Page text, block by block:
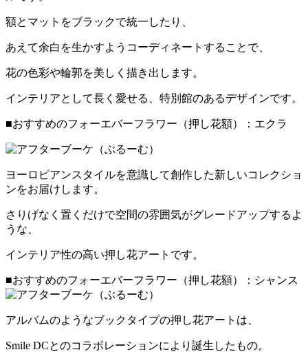
額とマットをブラックで統一したり、
あえて余白を生かすようコーディネートすることで、
花の色彩や輪郭を美しく描き出します。
インテリアとして長く愛せる、特別館のあるデザインです。
■おすすめのフォーエバーフラワー（押し花額）：エクラ
ヨーロピアンスタイルを意識して創作した新しいコレクショ
ンをお届けします。
さりげなく置くだけで空間の雰囲気がグレードアップするよ
うな、
インテリア性の高い押し花アートです。
■おすすめのフォーエバーフラワー（押し花額）：シャンス
アルバムのようなブックタイプの押し花アートは、
Smile DCとのコラボレーションにより誕生したもの。